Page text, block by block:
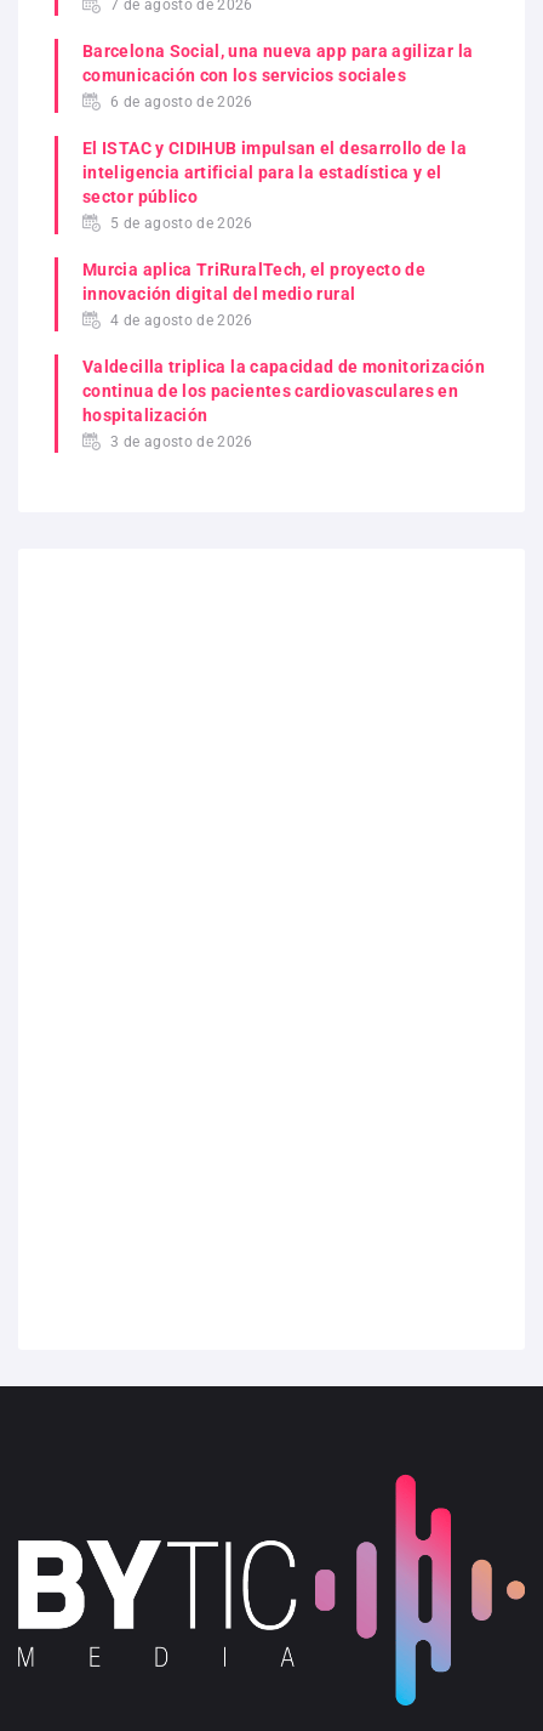
7 de agosto de 2026
Barcelona Social, una nueva app para agilizar la
comunicación con los servicios sociales
6 de agosto de 2026
El ISTAC y CIDIHUB impulsan el desarrollo de la
inteligencia artificial para la estadística y el
sector público
5 de agosto de 2026
Murcia aplica TriRuralTech, el proyecto de
innovación digital del medio rural
4 de agosto de 2026
Valdecilla triplica la capacidad de monitorización
continua de los pacientes cardiovasculares en
hospitalización
3 de agosto de 2026